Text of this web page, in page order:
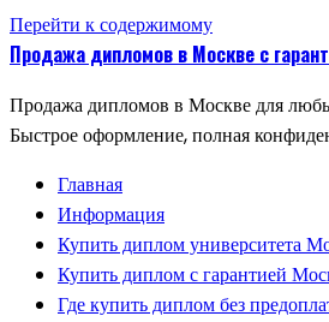
Перейти к содержимому
Продажа дипломов в Москве с
Продажа дипломов в Москве для
Быстрое оформление, полная
Главная
Информация
Купить диплом университета
Купить диплом с гарантией
Где купить диплом без